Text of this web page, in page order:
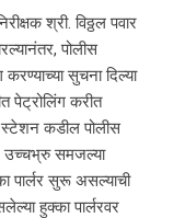
श्री. विठ्ठल पवार
पोलीस
करण्याच्या सुचना दिल्या
पेट्रोलिंग करीत
स्टेशन कडील पोलीस
उच्चभ्रु समजल्या
पार्लर सुरू असल्याची
हुक्का पार्लरवर